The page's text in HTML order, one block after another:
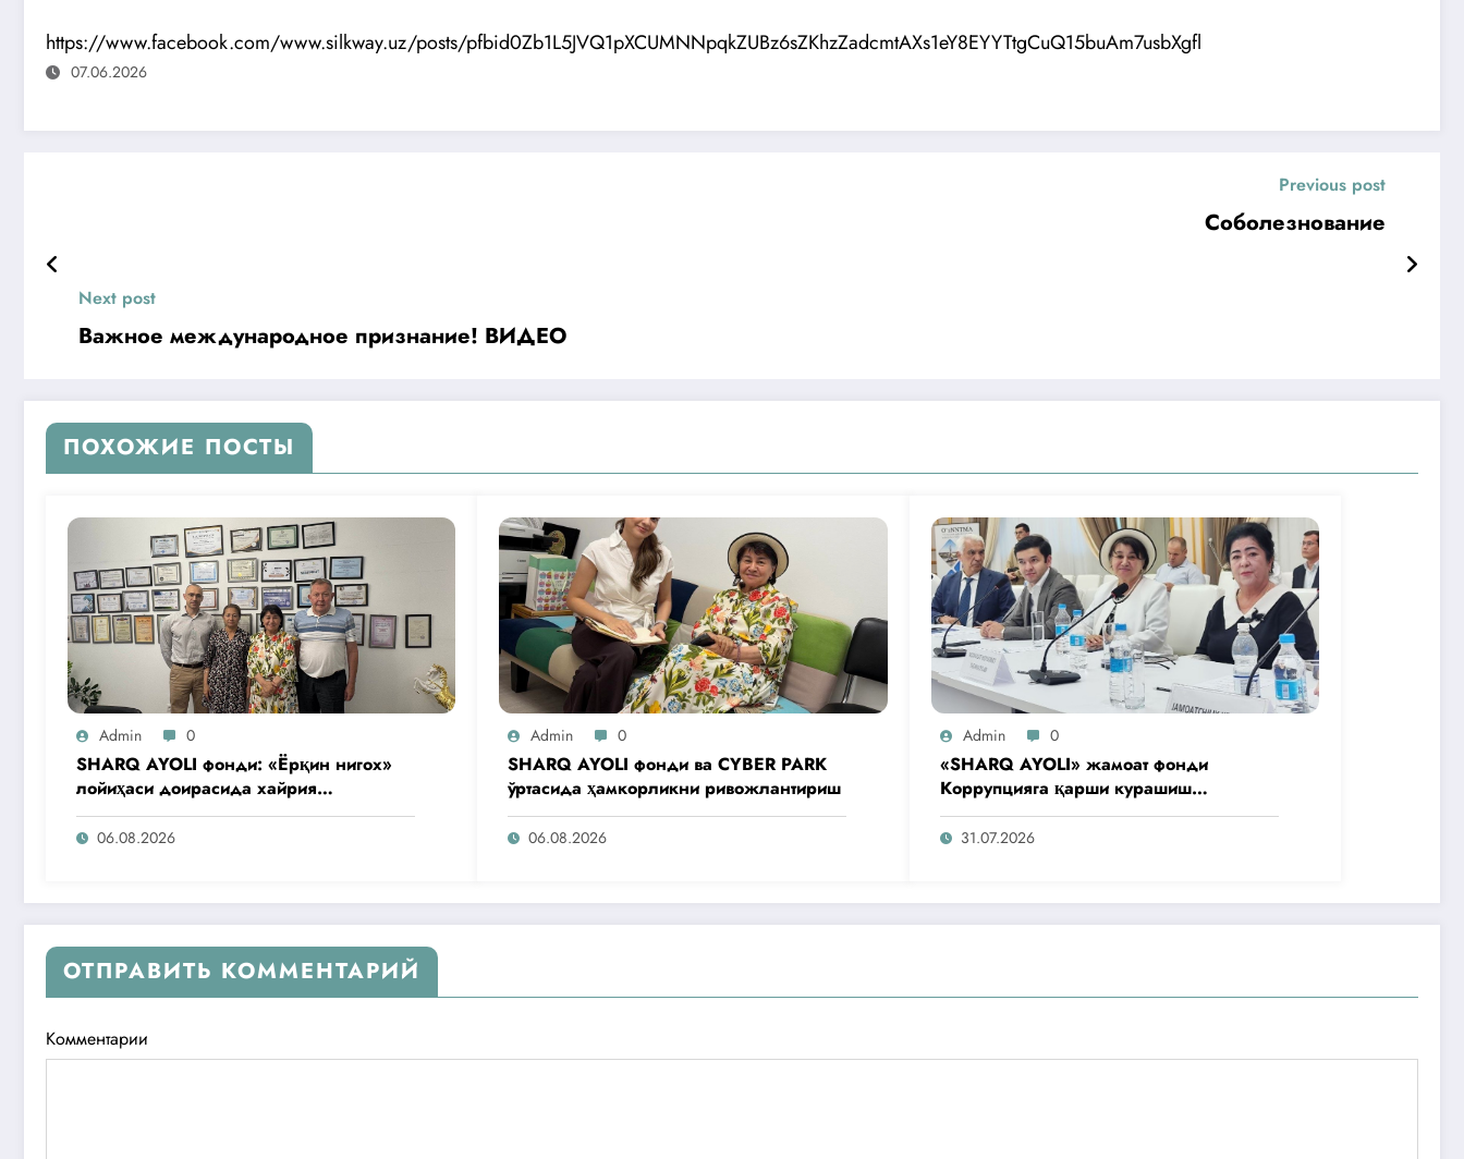
https://www.facebook.com/www.silkway.uz/posts/pfbid0Zb1L5JVQ1pXCUMNNpqkZUBz6sZKhzZadcmtAXs1eY8EYYTtgCuQ15buAm7usbXgfl
07.06.2026
Previous post
Соболезнование
Next post
Важное международное признание! ВИДЕО
ПОХОЖИЕ ПОСТЫ
Admin 0
SHARQ AYOLI фонди: «Ёрқин нигох»
лойиҳаси доирасида хайрия
операциялари ўтказилади
06.08.2026
Admin 0
SHARQ AYOLI фонди ва CYBER PARK
ўртасида ҳамкорликни ривожлантириш
06.08.2026
Admin 0
«SHARQ AYOLI» жамоат фонди
Коррупцияга қарши курашиш
агентлигидаги жамоат эшитувида
ташаббусларини тақдим этди
31.07.2026
ОТПРАВИТЬ КОММЕНТАРИЙ
Комментарии